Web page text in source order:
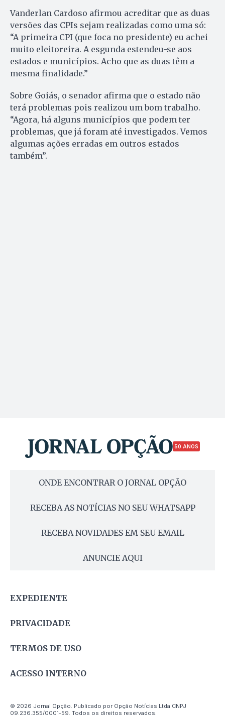
Vanderlan Cardoso afirmou acreditar que as duas
versões das CPIs sejam realizadas como uma só:
“A primeira CPI (que foca no presidente) eu achei
muito eleitoreira. A esgunda estendeu-se aos
estados e municípios. Acho que as duas têm a
mesma finalidade.”
Sobre Goiás, o senador afirma que o estado não
terá problemas pois realizou um bom trabalho.
“Agora, há alguns municípios que podem ter
problemas, que já foram até investigados. Vemos
algumas ações erradas em outros estados
também”.
50 ANOS
ONDE ENCONTRAR O JORNAL OPÇÃO
RECEBA AS NOTÍCIAS NO SEU WHATSAPP
RECEBA NOVIDADES EM SEU EMAIL
ANUNCIE AQUI
EXPEDIENTE
PRIVACIDADE
TERMOS DE USO
ACESSO INTERNO
© 2026 Jornal Opção. Publicado por Opção Notícias Ltda CNPJ
09.236.355/0001-59. Todos os direitos reservados.